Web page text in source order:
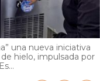
una nueva iniciativa
hielo, impulsada por